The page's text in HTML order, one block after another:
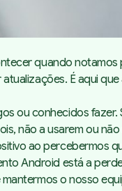
quando
É aqui
ou conhecidos
não a usarem ou
ao percebermos
Android está a
o nosso